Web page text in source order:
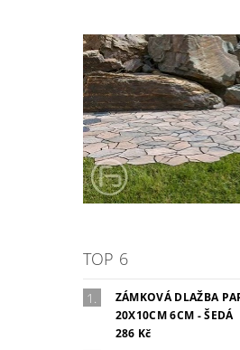
TOP 6
ZÁMKOVÁ DLAŽBA
20X10CM 6CM - ŠEDÁ
286 Kč